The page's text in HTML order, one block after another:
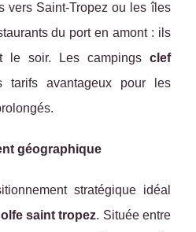
vers Saint-Tropez ou les îles
du port en amont : ils
le soir. Les campings clef
tarifs avantageux pour les
géographique
stratégique idéal
saint tropez. Située entre